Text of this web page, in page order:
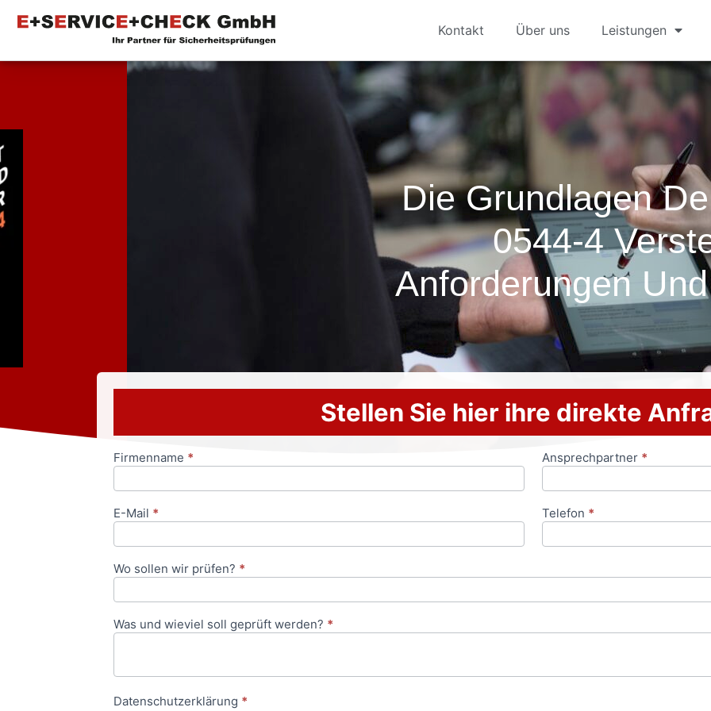
Kontakt Über uns Leistungen
Die Grundlagen
0544-4
Anforderungen
Stellen Sie hier ihre direkte
Anfrageformular
Firmenname * Ansprechpartner *
E-Mail * Telefon *
Wo sollen wir prüfen? *
Was und wieviel soll geprüft werden? *
Datenschutzerklärung *